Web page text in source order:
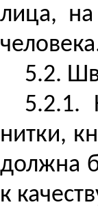
лица,
5.2.
5.2.1.
нитки,
должна
к